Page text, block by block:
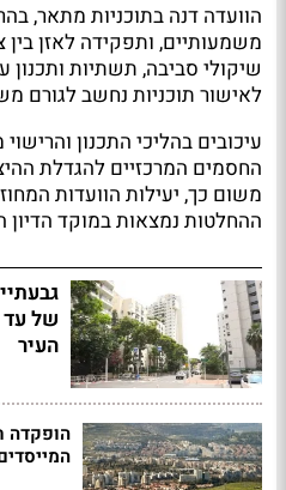
הוועדה דנה בתוכניות מתאר,
משמעותיים, ותפקידה לאזן בין
שיקולי סביבה, תשתיות ותכנון
לאישור תוכניות נחשב לגורם
עיכובים בהליכי התכנון
החסמים המרכזיים להגדלת
משום כך, יעילות הוועדות
ההחלטות נמצאות במוקד הדיון
העיר
הופקדה